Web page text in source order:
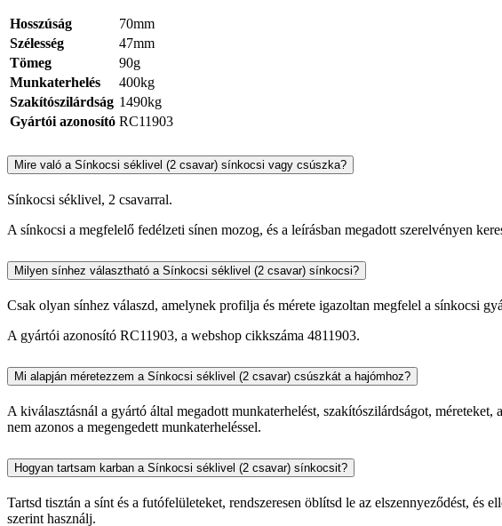
Hosszúság
70mm
Szélesség
47mm
Tömeg
90g
Munkaterhelés
400kg
Szakítószilárdság 1490kg
Gyártói azonosító RC11903
Mire való a Sínkocsi séklivel (2 csavar) sínkocsi vagy csúszka?
Sínkocsi séklivel, 2 csavarral.
A sínkocsi a megfelelő fedélzeti sínen mozog, és a leírásban megadott szerelvényen
Milyen sínhez választható a Sínkocsi séklivel (2 csavar) sínkocsi?
Csak olyan sínhez válaszd, amelynek profilja és mérete igazoltan megfelel a sínkocsi
A gyártói azonosító RC11903, a webshop cikkszáma 4811903.
Mi alapján méretezzem a Sínkocsi séklivel (2 csavar) csúszkát a hajómhoz?
A kiválasztásnál a gyártó által megadott munkaterhelést, szakítószilárdságot,
nem azonos a megengedett munkaterheléssel.
Hogyan tartsam karban a Sínkocsi séklivel (2 csavar) sínkocsit?
Tartsd tisztán a sínt és a futófelületeket, rendszeresen öblítsd le az elszennyeződést,
szerint használj.